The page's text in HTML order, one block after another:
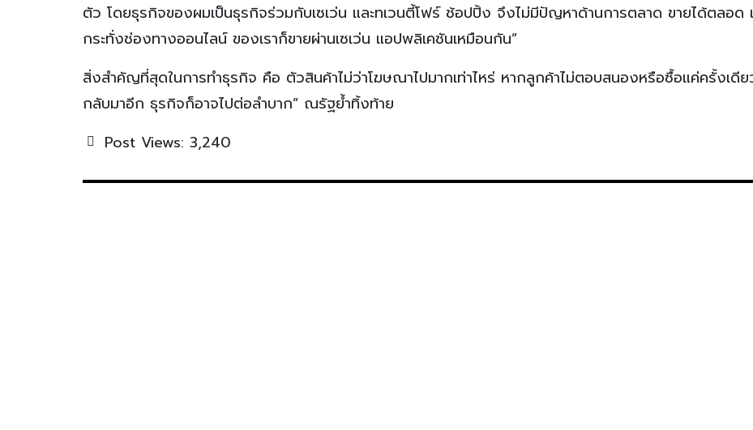
ตัว โดยธุรกิจของผมเป็นธุรกิจร่วมกับเซเว่น และทเวนตี้โฟร์ ช้อปปิ้ง จึงไม่มีปัญหาด้านการตลาด ขายได้ตลอด
กระทั่งช่องทางออนไลน์ ของเราก็ขายผ่านเซเว่น แอปพลิเคชันเหมือนกัน”
สิ่งสำคัญที่สุดในการทำธุรกิจ คือ ตัวสินค้าไม่ว่าโฆษณาไปมากเท่าไหร่ หากลูกค้าไม่ตอบสนองหรือซื้อแค่ครั้งเดีย
กลับมาอีก ธุรกิจก็อาจไปต่อลำบาก” ณรัฐย้ำทิ้งท้าย
Post Views: 3,240